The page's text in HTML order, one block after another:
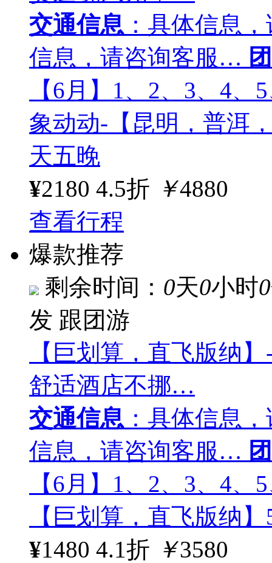
交通信息 ：具体信息
信息，请咨询客服…
【6月】1、2、3、4
象动动-【昆明，普洱
天五晚
¥2180 4.5折 ￥4880
查看行程
爆款推荐
剩余时间： 0天0小时0
发 跟团游
【巨划算，直飞版纳
舒适酒店不挪…
交通信息 ：具体信息
信息，请咨询客服…
【6月】1、2、3、4
【巨划算，直飞版纳
¥1480 4.1折 ￥3580